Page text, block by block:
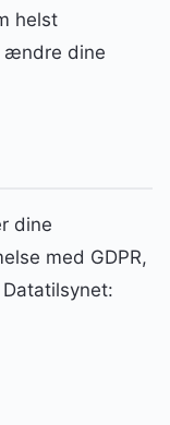
helst
ændre dine
dine
med GDPR,